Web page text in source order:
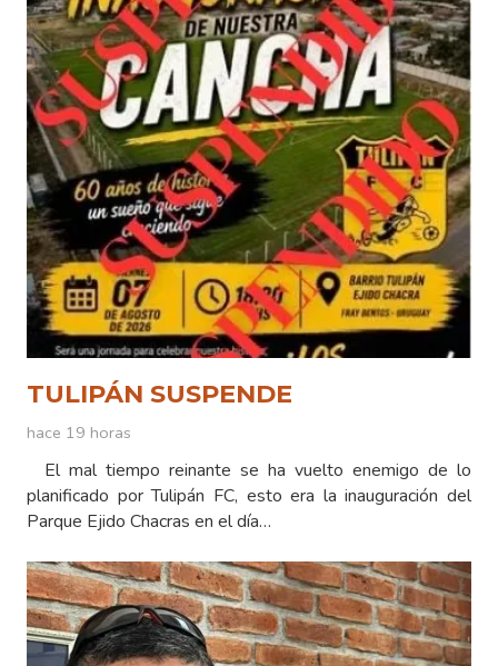
TULIPÁN SUSPENDE
hace 19 horas
El mal tiempo reinante se ha vuelto enemigo de lo
planificado por Tulipán FC, esto era la inauguración del
Parque Ejido Chacras en el día…